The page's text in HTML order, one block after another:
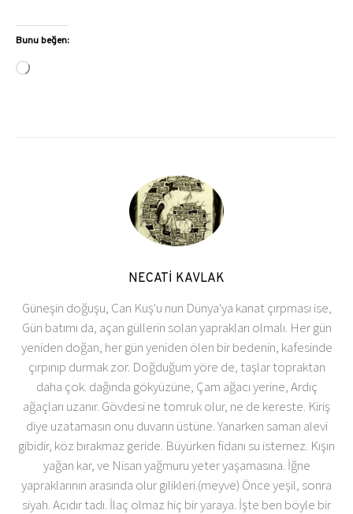
Bunu beğen:
Yükleniyor...
NECATİ KAVLAK
Güneşin doğuşu, Can Kuş'u nun Dünya'ya kanat çırpması ise,
Gün batımı da, açan güllerin solan yaprakları olmalı. Her gün
yeniden doğan, her gün yeniden ölen bir bedenin, kafesinde
çırpınıp durmak zor. Doğduğum yöre de, taşlar topraktan
daha çok. dağında gökyüzüne, Çam ağacı yerine, Ardıç
ağaçları uzanır. Gövdesi ne tomruk olur, ne de kereste. Kiriş
diye uzatamasın onu duvarın üstüne. Yanarken saman alevi
gibidir, köz bırakmaz geride. Büyürken fidanı su istemez. Kışın
yağan kar, ve Nisan yağmuru yeter yaşamasına. İğne
yapraklarının arasında olur gılikleri.(meyve) Önce yeşil, sonra
siyah. Acıdır tadı. İlaç olmaz hiç bir yaraya. İşte ben böyle bir